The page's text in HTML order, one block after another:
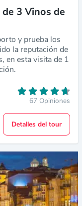
3 Vinos de
y prueba los
la reputación de
en esta visita de 1
67 Opiniones
Detalles del tour